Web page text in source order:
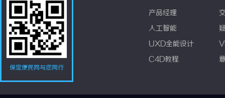
保定便民网与您同行
产品经理
人工智能
UXD全能设计
C4D教程